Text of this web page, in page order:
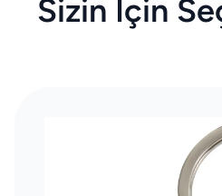
Sizin İçin